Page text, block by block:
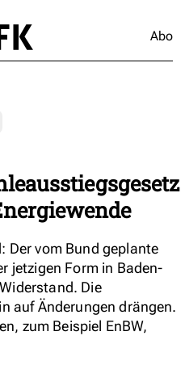
Abo
Der vom Bund geplante
jetzigen Form in Baden-
Die
auf Änderungen drängen.
zum Beispiel EnBW,